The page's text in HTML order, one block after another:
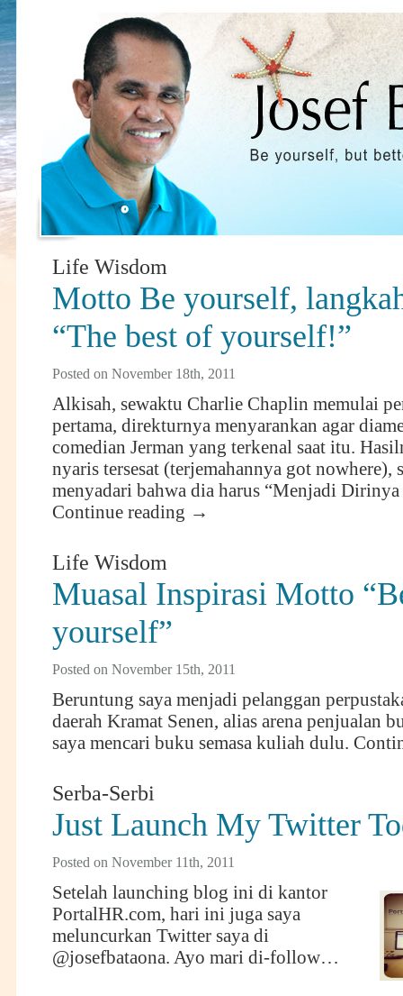
Life Wisdom
Motto Be yourself,
“The best of yourself!”
Posted on November 18th, 2011
Alkisah, sewaktu Charlie Chaplin memulai
pertama, direkturnya menyarankan agar
comedian Jerman yang terkenal saat itu.
nyaris tersesat (terjemahannya got nowhere),
menyadari bahwa dia harus “Menjadi
Continue reading →
Life Wisdom
Muasal Inspirasi Motto
yourself”
Posted on November 15th, 2011
Beruntung saya menjadi pelanggan
daerah Kramat Senen, alias arena penjualan
saya mencari buku semasa kuliah dulu.
Serba-Serbi
Just Launch My Twitter
Posted on November 11th, 2011
Setelah launching blog ini di kantor
PortalHR.com, hari ini juga saya
meluncurkan Twitter saya di
@josefbataona. Ayo mari di-follow…